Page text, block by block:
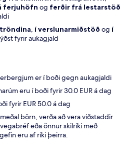
ferjuhöfn og ferðir frá lestarstöð
, í verslunarmiðstöð og í
fyrir aukagjald
er í boði gegn aukagjaldi
eru í boði fyrir 30.0 EUR á dag
fyrir EUR 50.0 á dag
börn, verða að vera viðstaddir
eða önnur skilríki með
eru af ríki þeirra.